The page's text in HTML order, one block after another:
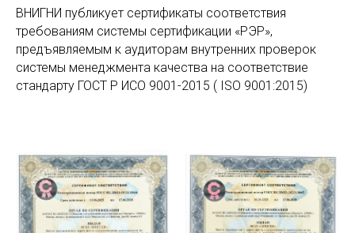
ВНИГНИ публикует сертификаты соответствия
требованиям системы сертификации «РЭР»,
предъявляемым к аудиторам внутренних проверок
системы менеджмента качества на соответствие
стандарту ГОСТ Р ИСО 9001-2015 ( ISO 9001:2015)